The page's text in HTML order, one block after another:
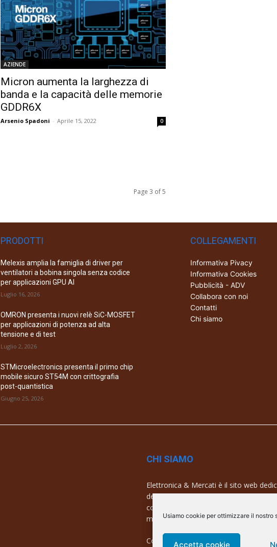
Usiamo cookie per ottimizzare il nostro
Accetta cookie
AZIENDE
Micron aumenta la larghezza di
banda e la capacità delle memorie
GDDR6X
Arsenio Spadoni - Aprile 15, 2022 0
Page 3 of 5
PRODOTTI
Melexis amplia la famiglia di driver per
ventilatori a bobina singola senza codice
per applicazioni GPU AI
Luglio 16, 2026
OMRON presenta i nuovi relè SiC-MOSFET
per applicazioni di potenza ad alta
tensione e di test
Luglio 2, 2026
STMicroelectronics presenta il primo chip
mobile sicuro ST54M con crittografia
post-quantistica
Giugno 25, 2026
COLLEGAMENTI
Informativa Pivacy
Informativa Cookies
Pubblicità - ADV
Collabora con noi
Contatti
Chi siamo
CHI SIAMO
Elettronica & Mercati è il sito web
dell’elettronica professionale e
con una copertura a 360° che
mercati e aziende.
Contatti:info@arscommunication.it